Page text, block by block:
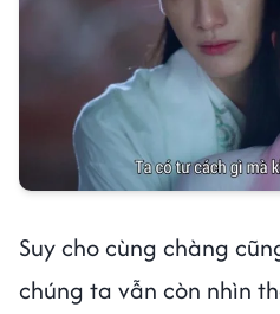
Suy cho cùng chàng
chúng ta vẫn còn nhìn